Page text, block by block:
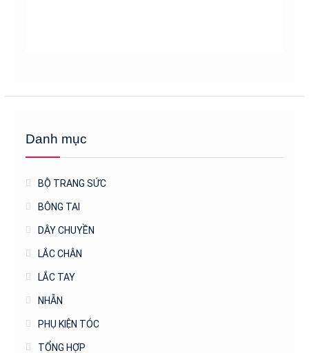
Danh mục
BỘ TRANG SỨC
BÔNG TAI
DÂY CHUYỀN
LẮC CHÂN
LẮC TAY
NHẪN
PHỤ KIỆN TÓC
TỔNG HỢP